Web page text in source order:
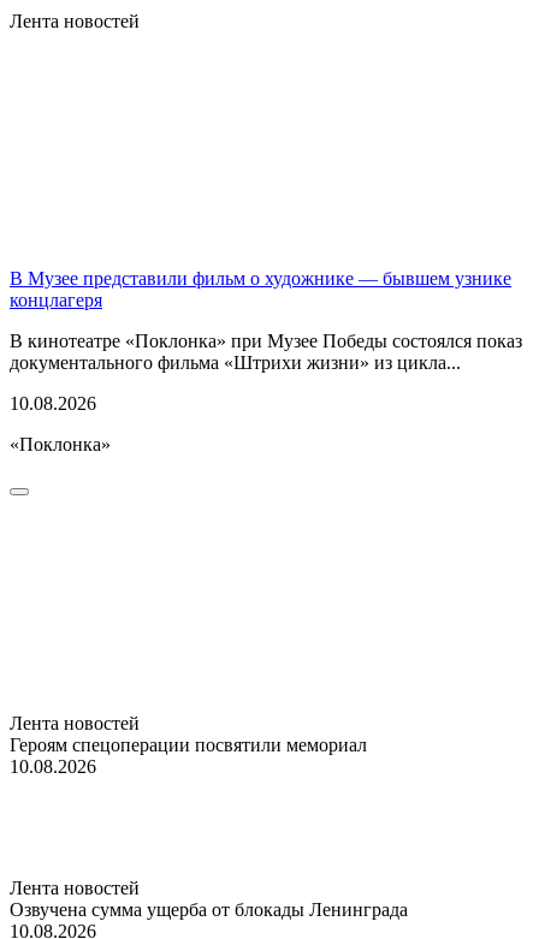
Лента новостей
В Музее представили фильм о художнике — бывшем узнике
концлагеря
В кинотеатре «Поклонка» при Музее Победы состоялся показ
документального фильма «Штрихи жизни» из цикла...
10.08.2026
«Поклонка»
Лента новостей
Героям спецоперации посвятили мемориал
10.08.2026
Лента новостей
Озвучена сумма ущерба от блокады Ленинграда
10.08.2026